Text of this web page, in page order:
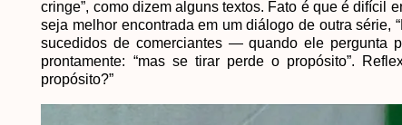
cringe”, como dizem alguns textos. Fato é que é difícil
seja melhor encontrada em um diálogo de outra série,
sucedidos de comerciantes — quando ele pergunta
prontamente: “mas se tirar perde o propósito”.
propósito?”